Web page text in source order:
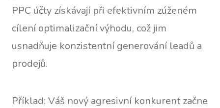
PPC účty získávají při efektivním zúženém
cílení optimalizační výhodu, což jim
usnadňuje konzistentní generování leadů a
prodejů.
Příklad: Váš nový agresivní konkurent začne